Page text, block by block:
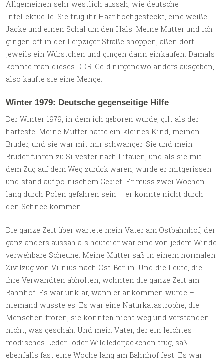
Allgemeinen sehr westlich aussah, wie deutsche
Intellektuelle. Sie trug ihr Haar hochgesteckt, eine weiße
Jacke und einen Schal um den Hals. Meine Mutter und ich
gingen oft in der Leipziger Straße shoppen, aßen dort
jeweils ein Würstchen und gingen dann einkaufen. Damals
konnte man dieses DDR-Geld nirgendwo anders ausgeben,
also kaufte sie eine Menge.
Winter 1979: Deutsche gegenseitige Hilfe
Der Winter 1979, in dem ich geboren wurde, gilt als der
härteste. Meine Mutter hatte ein kleines Kind, meinen
Bruder, und sie war mit mir schwanger. Sie und mein
Bruder fuhren zu Silvester nach Litauen, und als sie mit
dem Zug auf dem Weg zurück waren, wurde er mitgerissen
und stand auf polnischem Gebiet. Er muss zwei Wochen
lang durch Polen gefahren sein – er konnte nicht durch
den Schnee kommen.
Die ganze Zeit über wartete mein Vater am Ostbahnhof, der
ganz anders aussah als heute: er war eine von jedem Winde
verwehbare Scheune. Meine Mutter saß in einem normalen
Zivilzug von Vilnius nach Ost-Berlin. Und die Leute, die
ihre Verwandten abholten, wohnten die ganze Zeit am
Bahnhof. Es war unklar, wann er ankommen würde –
niemand wusste es. Es war eine Naturkatastrophe, die
Menschen froren, sie konnten nicht weg und verstanden
nicht, was geschah. Und mein Vater, der ein leichtes
modisches Leder- oder Wildlederjäckchen trug, saß
ebenfalls fast eine Woche lang am Bahnhof fest. Es war